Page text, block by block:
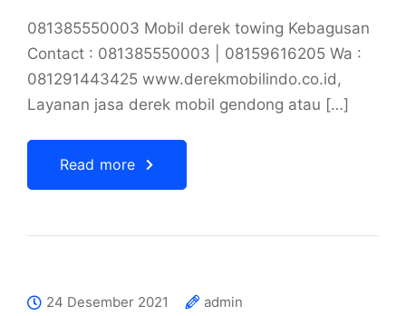
081385550003 Mobil derek towing Kebagusan
Contact : 081385550003 | 08159616205 Wa :
081291443425 www.derekmobilindo.co.id,
Layanan jasa derek mobil gendong atau […]
Read more
24 Desember 2021
admin